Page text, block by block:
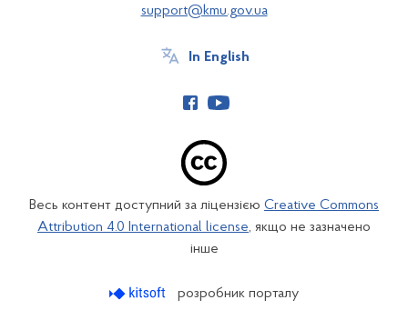
support@kmu.gov.ua
In English
Весь контент доступний за ліцензією Creative Commons
Attribution 4.0 International license, якщо не зазначено
інше
розробник порталу